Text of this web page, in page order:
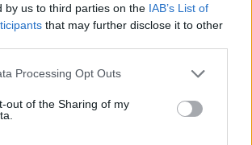
by us to third parties on the IAB’s List of
that may further disclose it to other
website/app uses one or more Google
visit or usage behaviour. You may click to
to Google and its third-party tags to
below specified purposes in below Google
Processing Opt Outs
out of the Sharing of my
Szalai megszerzése Luciano
variációs lehetőségeit is
hiszen a 192 centiméter magas
futballista nem csak hogy
a Diego Armando Maradona
közönsége előtt.